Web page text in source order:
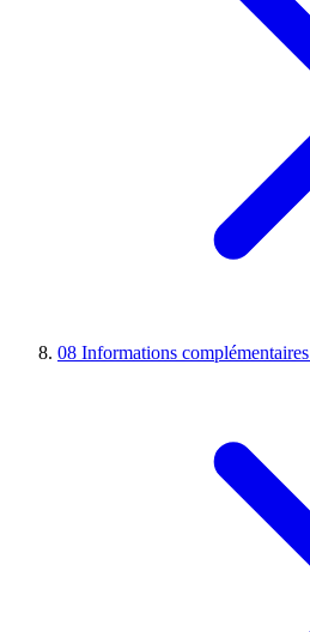
08 Informations complémentaires